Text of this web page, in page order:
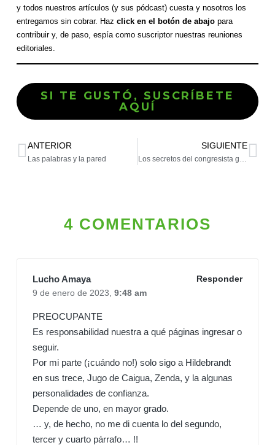
y todos nuestros artículos (y sus pódcast) cuesta y nosotros los
entregamos sin cobrar. Haz click en el botón de abajo para
contribuir y, de paso, espía como suscriptor nuestras reuniones
editoriales.
SI TE GUSTÓ, SUSCRÍBETE
AQUÍ
ANTERIOR
Las palabras y la pared
SIGUIENTE
Los secretos del congresista grinGO
4 COMENTARIOS
Lucho Amaya
Responder
9 de enero de 2023, 9:48 am
PREOCUPANTE
Es responsabilidad nuestra a qué páginas ingresar o
seguir.
Por mi parte (¡cuándo no!) solo sigo a Hildebrandt
en sus trece, Jugo de Caigua, Zenda, y la algunas
personalidades de confianza.
Depende de uno, en mayor grado.
… y, de hecho, no me di cuenta lo del segundo,
tercer y cuarto párrafo… !!